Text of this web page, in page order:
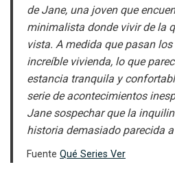
de Jane, una joven que
minimalista donde vivir de la
vista. A medida que pasan
increíble vivienda, lo que
estancia tranquila y
serie de acontecimientos
Jane sospechar que la
historia demasiado parecida
Fuente Qué Series Ver